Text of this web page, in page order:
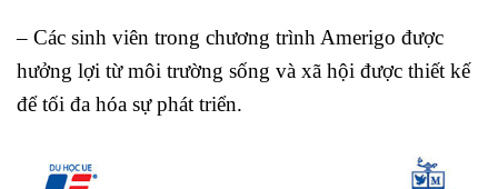
– Các sinh viên trong chương trình Amerigo được
hưởng lợi từ môi trường sống và xã hội được thiết kế
để tối đa hóa sự phát triển.